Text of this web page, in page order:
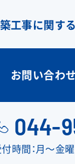
工事に関す
お問い合わ
044-
付時間：月〜